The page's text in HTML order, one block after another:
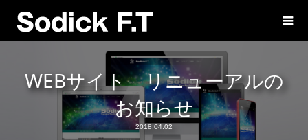
WEBサイト リニューアルの
お知らせ
2018.04.02